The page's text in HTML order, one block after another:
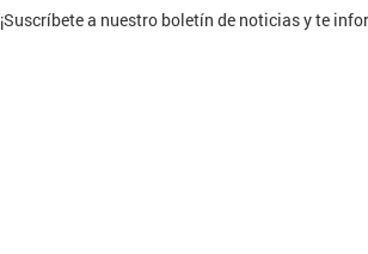
¡Suscríbete a nuestro boletín de noticias y te